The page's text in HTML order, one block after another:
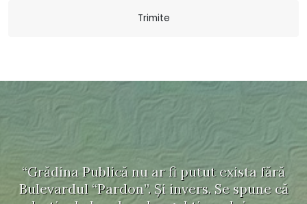
“Grădina Publică nu ar fi putut exista fără
Bulevardul “Pardon”. Şi invers. Se spune că